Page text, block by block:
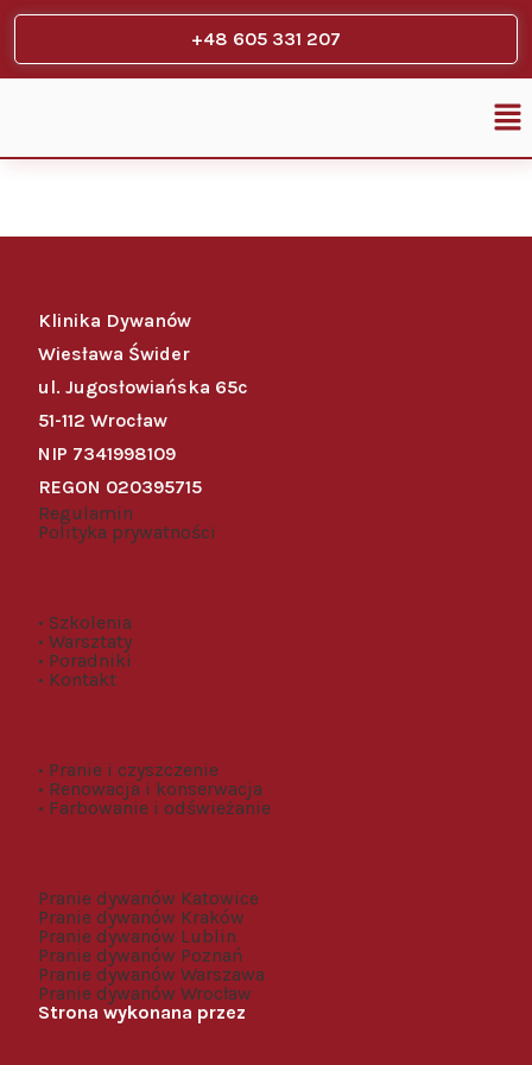
+48 605 331 207
Klinika Dywanów
Wiesława Świder
ul. Jugosłowiańska 65c
51-112 Wrocław
NIP 7341998109
REGON 020395715
Regulamin
Polityka prywatności
• Szkolenia
• Warsztaty
• Poradniki
• Kontakt
• Pranie i czyszczenie
• Renowacja i konserwacja
• Farbowanie i odświeżanie
Pranie dywanów Katowice
Pranie dywanów Kraków
Pranie dywanów Lublin
Pranie dywanów Poznań
Pranie dywanów Warszawa
Pranie dywanów Wrocław
Strona wykonana przez